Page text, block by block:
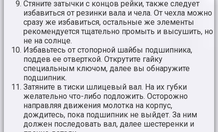
Стяните затычки с концов рейки, также следует
избавиться от резинки вала и чела. От чехла можно
сразу же избавиться, остальные же элементы
рекомендуется тщательно промыть и высушить, но
не на солнце.
Избавьтесь от стопорной шайбы подшипника,
поддев ее отверткой. Открутите гайку
специальным ключом, далее вы обнаружите
подшипник.
Затяните в тиски шлицевый вал. На их губки
желательно что-либо подложить. Осторожно
направляя движения молотка на корпус,
дождитесь, пока подшипник не выйдет. За ним
должен последовать вал, далее шестеренки и